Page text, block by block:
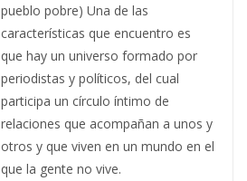
pueblo pobre) Una de las
características que encuentro es
que hay un universo formado por
periodistas y políticos, del cual
participa un círculo íntimo de
relaciones que acompañan a unos y
otros y que viven en un mundo en el
que la gente no vive.